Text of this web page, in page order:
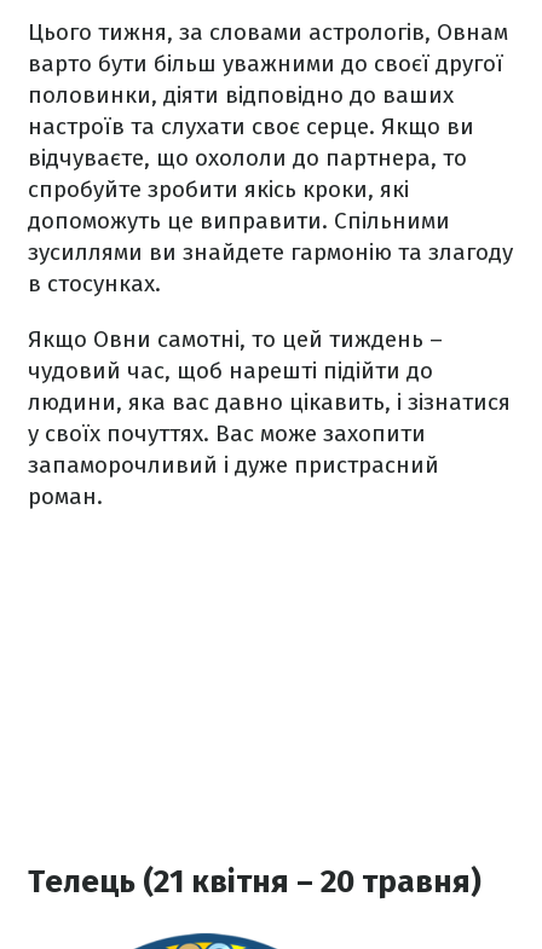
Цього тижня, за словами астрологів, Овнам
варто бути більш уважними до своєї другої
половинки, діяти відповідно до ваших
настроїв та слухати своє серце. Якщо ви
відчуваєте, що охололи до партнера, то
спробуйте зробити якісь кроки, які
допоможуть це виправити. Спільними
зусиллями ви знайдете гармонію та злагоду
в стосунках.
Якщо Овни самотні, то цей тиждень –
чудовий час, щоб нарешті підійти до
людини, яка вас давно цікавить, і зізнатися
у своїх почуттях. Вас може захопити
запаморочливий і дуже пристрасний
роман.
Телець (21 квітня – 20 травня)